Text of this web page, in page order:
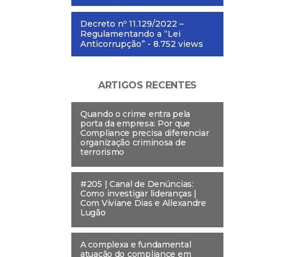
Decreto nº 11.129/2022 –
Regulamentando a “Lei
Anticorrupção” - 8.752 views
ARTIGOS RECENTES
Quando o crime entra pela
porta da empresa: Por que
Compliance precisa diferenciar
organização criminosa de
terrorismo
#205 | Canal de Denúncias:
Como investigar lideranças |
Com Viviane Dias e Allexandre
Lugão
A complexa e fundamental
atuação do compliance em